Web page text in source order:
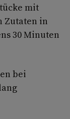
mit
Zutaten in
30 Minuten
bei